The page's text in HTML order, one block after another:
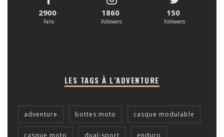
2900
Fans
1860
Followers
150
Followers
LES TAGS À L’ADVENTURE
adventure bottes moto casque modulable
casque moto dual-sport enduro